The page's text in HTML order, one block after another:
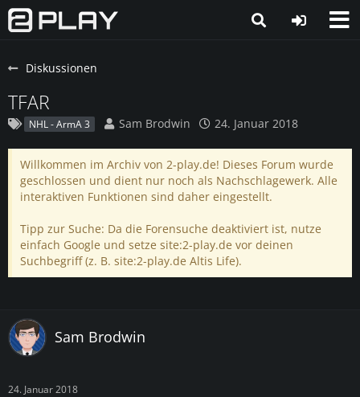
Diskussionen
TFAR
NHL - ArmA 3 Sam Brodwin 24. Januar 2018
Willkommen im Archiv von 2-play.de! Dieses Forum wurde
geschlossen und dient nur noch als Nachschlagewerk. Alle
interaktiven Funktionen sind daher eingestellt.
Tipp zur Suche: Da die Forensuche deaktiviert ist, nutze
einfach Google und setze site:2-play.de vor deinen
Suchbegriff (z. B. site:2-play.de Altis Life).
Sam Brodwin
24. Januar 2018